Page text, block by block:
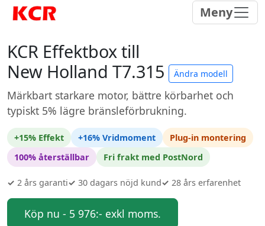
Meny
KCR Effektbox till
New Holland T7.315
Ändra modell
Märkbart starkare motor, bättre körbarhet och
typiskt 5% lägre bränsleförbrukning.
+15% Effekt +16% Vridmoment
Plug-in montering
100% återställbar
Fri frakt med PostNord
✓ 2 års garanti✓ 30 dagars nöjd kund✓ 28 års erfarenhet
Köp nu - 5 976:- exkl moms.